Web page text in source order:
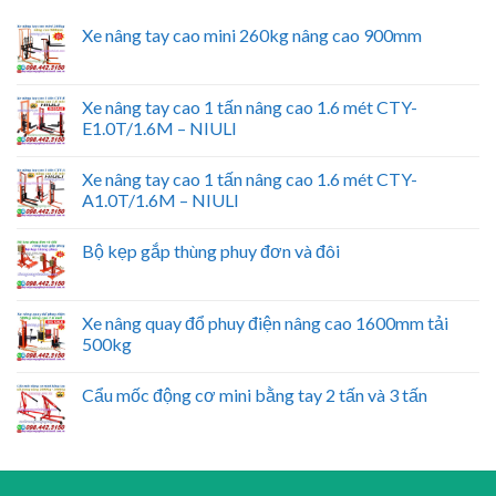
Xe nâng tay cao mini 260kg nâng cao 900mm
Xe nâng tay cao 1 tấn nâng cao 1.6 mét CTY-
E1.0T/1.6M – NIULI
Xe nâng tay cao 1 tấn nâng cao 1.6 mét CTY-
A1.0T/1.6M – NIULI
Bộ kẹp gắp thùng phuy đơn và đôi
Xe nâng quay đổ phuy điện nâng cao 1600mm tải
500kg
Cẩu mốc động cơ mini bằng tay 2 tấn và 3 tấn